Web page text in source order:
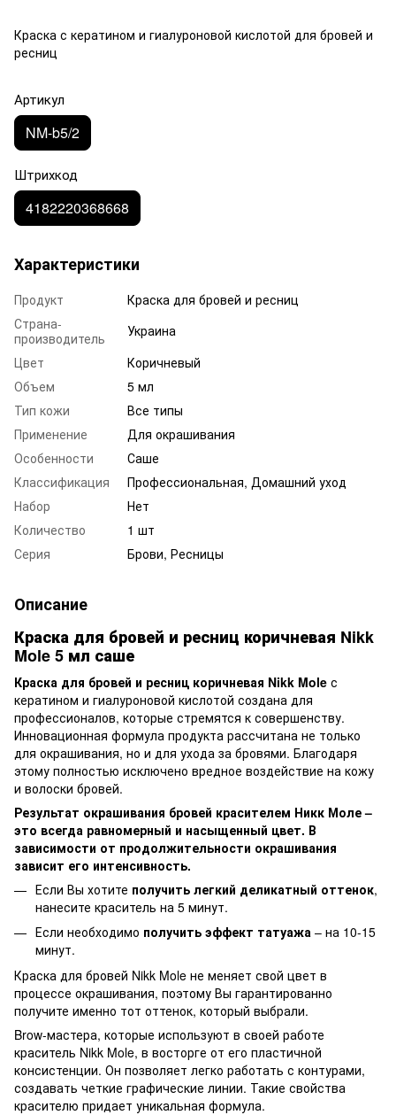
Краска с кератином и гиалуроновой кислотой для бровей и
ресниц
Артикул
NM-b5/2
Штрихкод
4182220368668
Характеристики
Продукт
Краска для бровей и ресниц
Страна-
производитель
Украина
Цвет
Коричневый
Объем
5 мл
Тип кожи
Все типы
Применение
Для окрашивания
Особенности
Саше
Классификация
Профессиональная, Домашний уход
Набор
Нет
Количество
1 шт
Серия
Брови, Ресницы
Описание
Краска для бровей и ресниц коричневая Nikk
Mole 5 мл саше
Краска для бровей и ресниц коричневая Nikk Mole с
кератином и гиалуроновой кислотой создана для
профессионалов, которые стремятся к совершенству.
Инновационная формула продукта рассчитана не только
для окрашивания, но и для ухода за бровями. Благодаря
этому полностью исключено вредное воздействие на кожу
и волоски бровей.
Результат окрашивания бровей красителем Никк Моле –
это всегда равномерный и насыщенный цвет. В
зависимости от продолжительности окрашивания
зависит его интенсивность.
Если Вы хотите получить легкий деликатный оттенок,
нанесите краситель на 5 минут.
Если необходимо получить эффект татуажа – на 10-15
минут.
Краска для бровей Nikk Mole не меняет свой цвет в
процессе окрашивания, поэтому Вы гарантированно
получите именно тот оттенок, который выбрали.
Brow-мастера, которые используют в своей работе
краситель Nikk Mole, в восторге от его пластичной
консистенции. Он позволяет легко работать с контурами,
создавать четкие графические линии. Такие свойства
красителю придает уникальная формула.